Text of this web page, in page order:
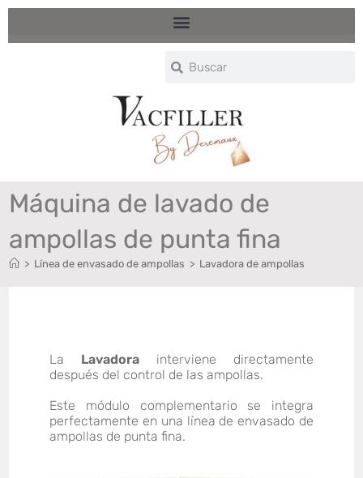
Máquina de lavado de
ampollas de punta fina
> Línea de envasado de ampollas > Lavadora de ampollas
La Lavadora interviene directamente
después del control de las ampollas.
Este módulo complementario se integra
perfectamente en una línea de envasado de
ampollas de punta fina.